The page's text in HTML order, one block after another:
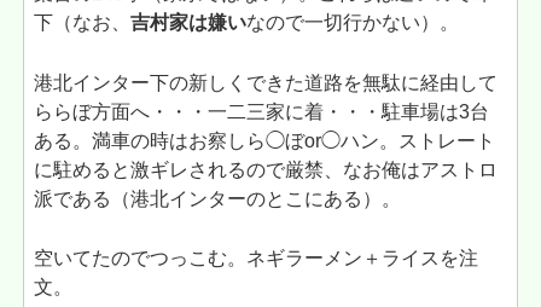
下（なお、吉村家は嫌いなので一切行かない）。
港北インター下の新しくできた道路を無駄に経由して
ららぼ方面へ・・・一二三家に着・・・駐車場は3台
ある。満車の時はお察しら◯ぼor◯ハン。ストレート
に駐めると激ギレされるので厳禁、なお俺はアストロ
派である（港北インターのとこにある）。
空いてたのでつっこむ。ネギラーメン＋ライスを注
文。